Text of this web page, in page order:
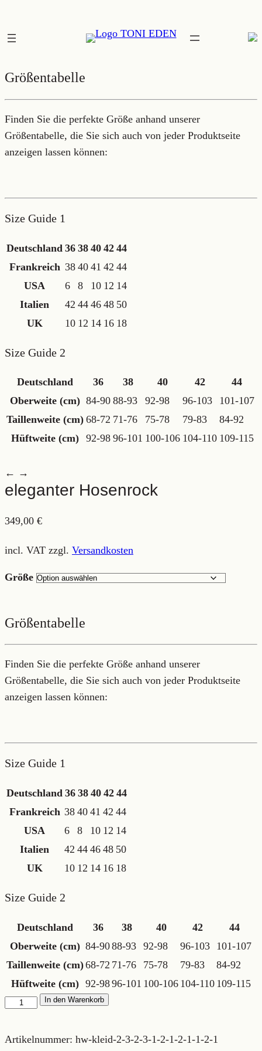
springen
Größentabelle
Finden Sie die perfekte Größe anhand unserer
Größentabelle, die Sie sich auch von jeder Produktseite
anzeigen lassen können:
Size Guide 1
Deutschland 36 38 40 42 44
Frankreich 38 40 41 42 44
USA
6 8 10 12 14
Italien
42 44 46 48 50
UK
10 12 14 16 18
Size Guide 2
Deutschland 36 38 40 42
44
Oberweite (cm) 84-90 88-93 92-98 96-103
101-107
Taillenweite (cm) 68-72 71-76 75-78 79-83
84-92
Hüftweite (cm) 92-98 96-101 100-106 104-110 109-115
← →
eleganter Hosenrock
349,00 €
incl. VAT zzgl. Versandkosten
Größe
Größentabelle
Finden Sie die perfekte Größe anhand unserer
Größentabelle, die Sie sich auch von jeder Produktseite
anzeigen lassen können:
Size Guide 1
Deutschland 36 38 40 42 44
Frankreich 38 40 41 42 44
USA
6 8 10 12 14
Italien
42 44 46 48 50
UK
10 12 14 16 18
Size Guide 2
Deutschland 36 38 40 42
44
Oberweite (cm) 84-9088-93 92-98 96-103 101-107
Taillenweite (cm)68-72 71-76 75-78 79-83
84-92
Hüftweite (cm) 92-9896-101 100-106 104-110 109-115
eleganter
Menge
In den Warenkorb
Artikelnummer: hw-kleid-2-3-2-3-1-2-1-2-1-1-2-1